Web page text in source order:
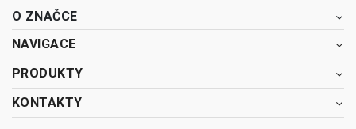
O ZNAČCE
NAVIGACE
PRODUKTY
KONTAKTY